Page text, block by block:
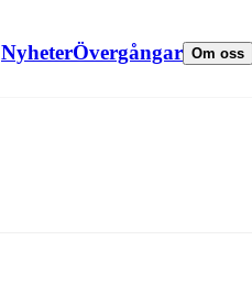
NyheterÖvergångar Om oss